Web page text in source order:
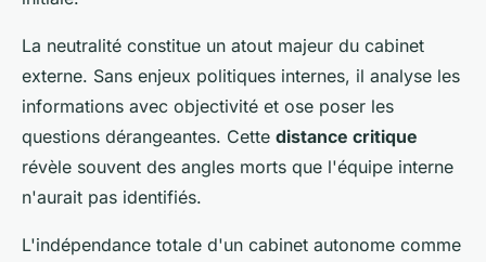
La neutralité constitue un atout majeur du cabinet
externe. Sans enjeux politiques internes, il analyse les
informations avec objectivité et ose poser les
questions dérangeantes. Cette distance critique
révèle souvent des angles morts que l'équipe interne
n'aurait pas identifiés.
L'indépendance totale d'un cabinet autonome comme